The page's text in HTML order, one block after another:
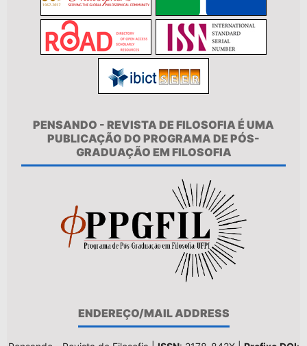
PENSANDO - REVISTA DE FILOSOFIA É UMA
PUBLICAÇÃO DO PROGRAMA DE PÓS-
GRADUAÇÃO EM FILOSOFIA
ENDEREÇO/MAIL ADDRESS